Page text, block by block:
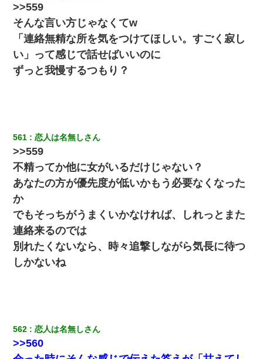
旦那の元カノをSNSで探して写真を保存して顔面評価スレで写真
を晒してた。ほとんどがブスという評価の中で二人ほど意外に好
評価で苦々しく思った
童貞俺、宅飲みした女友達2人を家に泊めた結果ｗｗｗｗｗｗ
ＤＮＡ検査『血縁関係０％』旦那「やっぱり托卵だったんだ…」
嫁「本当に身に覚えがない」「なにかの間違いだ！取り違え
だ！」→ 嫁「あっ」
妻が亡くなったんだけど正直ガチで嬉しい
夫の友達がBBQを定期的に開催して夫婦で参加してたんだけど、
女性側のリーダーみたいな人に「BBQは友達とやりなよ！」と言
われて…
小2の頃、妹と昼寝してたら家が火事になってて気づくと逃げ場が
なかった。妹を抱き締めて「ﾀﾋんじゃうよ」って泣いてたら…
>>559
そんな言い方じゃなくてw
「連絡無精な所を気をつけてほしい。すごく寂し
い」って感じで話せばいいのに
ずっと我慢するつもり？
561 恋人は名無しさん
>>559
不精ってか他に女がいるだけじゃない？
あなたの方が優先度が低いかもう必要なくなった
か
でもそっちがうまくいかなければ、しれっとまた
連絡来るのでは
別れたくないなら、時々追撃しながら気長に待つ
しかないね
562 恋人は名無しさん
>>560